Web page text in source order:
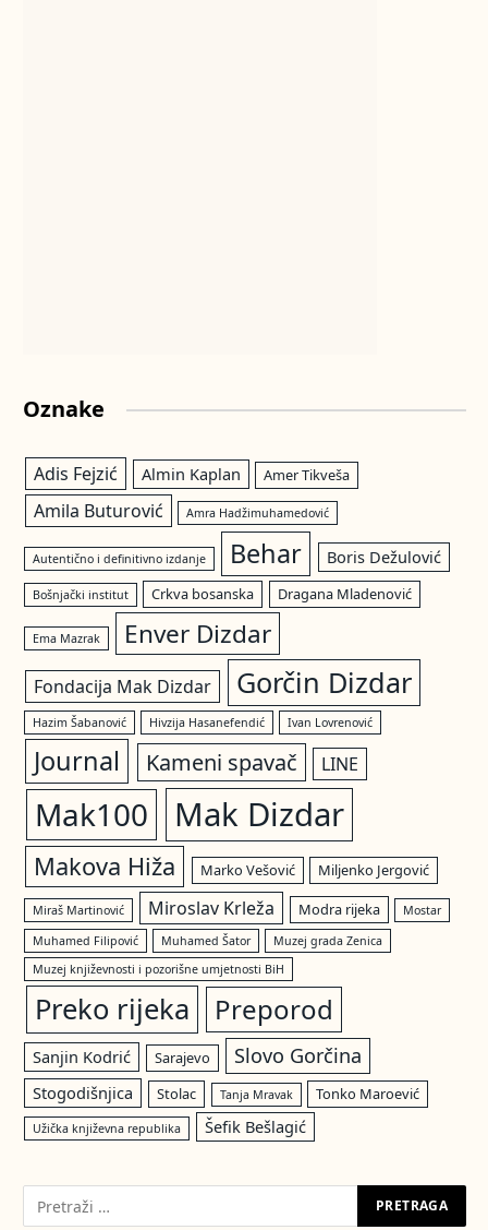
Oznake
Adis Fejzić Almin Kaplan Amer Tikveša
Amila Buturović Amra Hadžimuhamedović
Autentično i definitivno izdanje Behar Boris Dežulović
Bošnjački institut Crkva bosanska Dragana Mladenović
Ema Mazrak Enver Dizdar
Fondacija Mak Dizdar Gorčin Dizdar
Hazim Šabanović Hivzija Hasanefendić Ivan Lovrenović
Journal Kameni spavač LINE
Mak100 Mak Dizdar
Makova Hiža Marko Vešović Miljenko Jergović
Miraš Martinović Miroslav Krleža Modra rijeka
Mostar
Muhamed Filipović
Muhamed Šator
Muzej grada Zenica
Muzej književnosti i pozorišne umjetnosti BiH
Preko rijeka Preporod
Sanjin Kodrić Sarajevo Slovo Gorčina
Stogodišnjica Stolac Tanja Mravak Tonko Maroević
Užička književna republika Šefik Bešlagić